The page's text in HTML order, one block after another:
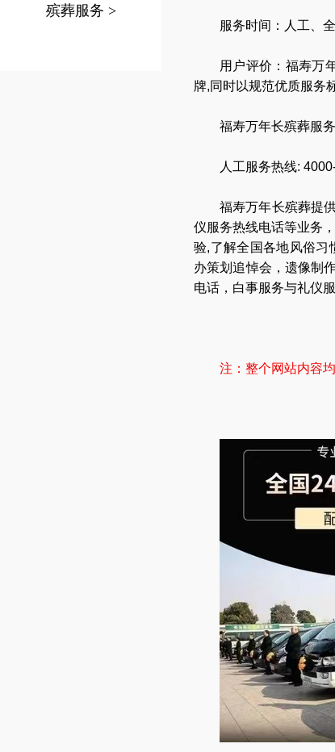
殡葬服务 >
服务时间：人工、
用户评价：福寿万
牌,同时以规范优质服务
福寿万年长殡葬服
人工服务热线:
福寿万年长殡葬提
仪服务热线电话等业务
验,了解全国各地风俗习
办策划追悼会 ， 遗像制
电话 ， 白事服务与礼仪
注：整个网站内容